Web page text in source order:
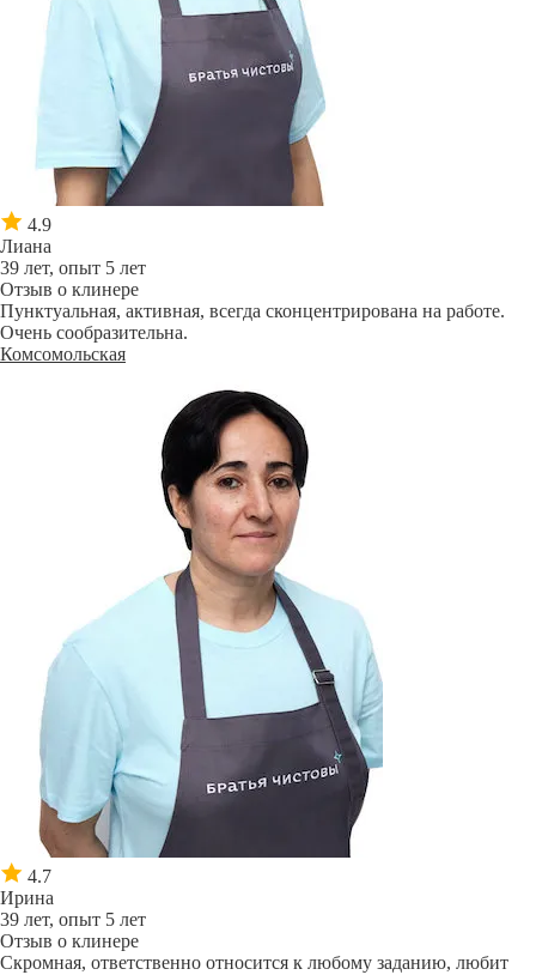
4.9
Лиана
39 лет, опыт 5 лет
Отзыв о клинере
Пунктуальная, активная, всегда сконцентрирована на работе.
Очень сообразительна.
Комсомольская
4.7
Ирина
39 лет, опыт 5 лет
Отзыв о клинере
Скромная, ответственно относится к любому заданию, любит